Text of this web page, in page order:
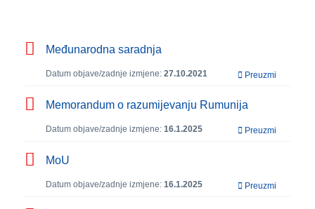
Međunarodna saradnja
Datum objave/zadnje izmjene: 27.10.2021 Preuzmi
Memorandum o razumijevanju Rumunija
Datum objave/zadnje izmjene: 16.1.2025 Preuzmi
MoU
Datum objave/zadnje izmjene: 16.1.2025 Preuzmi